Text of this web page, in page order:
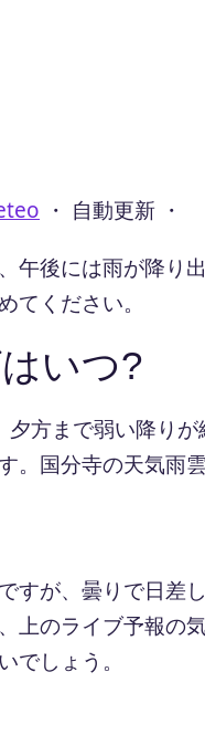
・ 自動更新 ・
午後には雨が降り出
てください。
いつ?
方まで弱い降り
。国分寺の天気雨
すが、曇りで日差
上のライブ予報の気
でしょう。